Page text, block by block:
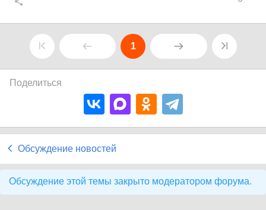
1
Поделиться
Обсуждение новостей
Обсуждение этой темы закрыто модератором форума.